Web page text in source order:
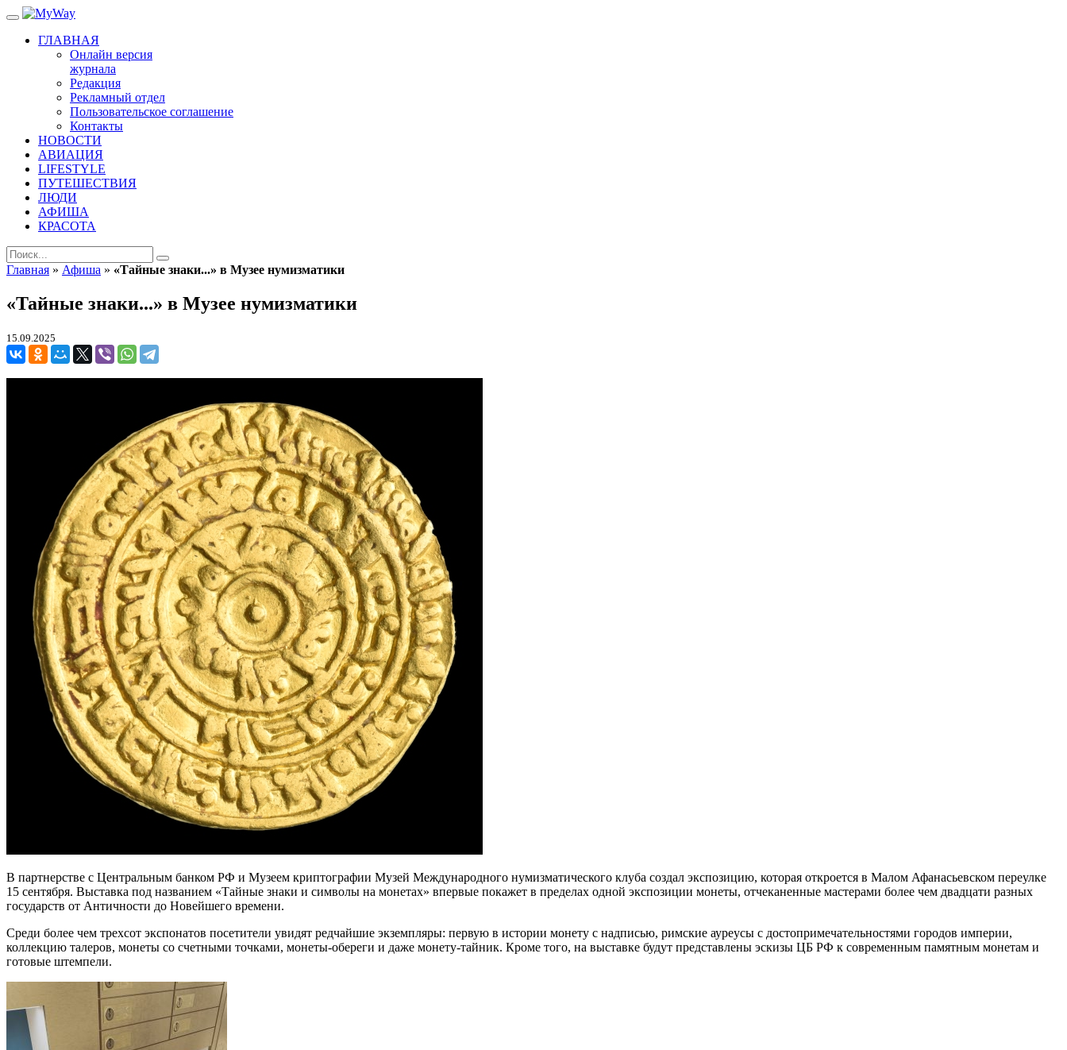
ГЛАВНАЯ
Онлайн версия
журнала
Редакция
Рекламный отдел
Пользовательское соглашение
Контакты
НОВОСТИ
АВИАЦИЯ
LIFESTYLE
ПУТЕШЕСТВИЯ
ЛЮДИ
АФИША
КРАСОТА
Главная » Афиша » «Тайные знаки...» в Музее нумизматики
«Тайные знаки...» в Музее нумизматики
15.09.2025
В партнерстве с Центральным банком РФ и Музеем криптографии Музей Международного нумизматического клуба создал экспозицию, которая откроется в Малом Афанасьевском переулке
15 сентября. Выставка под названием «Тайные знаки и символы на монетах» впервые покажет в пределах одной экспозиции монеты, отчеканенные мастерами более чем двадцати разных
государств от Античности до Новейшего времени.
Среди более чем трехсот экспонатов посетители увидят редчайшие экземпляры: первую в истории монету с надписью, римские ауреусы с достопримечательностями городов империи,
коллекцию талеров, монеты со счетными точками, монеты-обереги и даже монету-тайник. Кроме того, на выставке будут представлены эскизы ЦБ РФ к современным памятным монетам и
готовые штемпели.